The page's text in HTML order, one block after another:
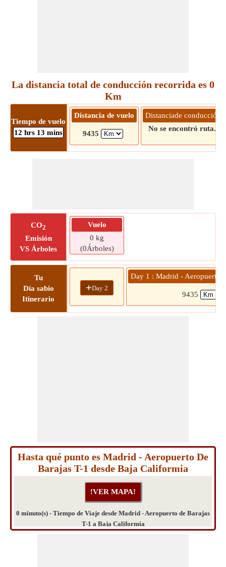
La distancia total de conducción recorrida es 0
Km
Tiempo de vuelo
12 hrs 13 mins
Distancia de vuelo
9435
Distanciade conducción
No se encontró ruta.!
CO2
Emisión
VS Árboles
Vuelo
0 kg
(0Árboles)
Tu
Día sabio
Itinerario
+Day 2
Day 1 : Madrid - Aeropuerto
9435
Hasta qué punto es Madrid - Aeropuerto De
Barajas T-1 desde Baja Califormia
0 minuto(s) - Tiempo de Viaje desde Madrid - Aeropuerto de Barajas
T-1 a Baja Califormia